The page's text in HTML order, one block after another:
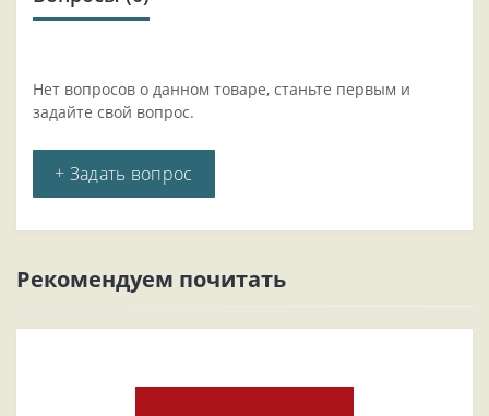
Нет вопросов о данном товаре, станьте первым и
задайте свой вопрос.
+ Задать вопрос
Рекомендуем почитать